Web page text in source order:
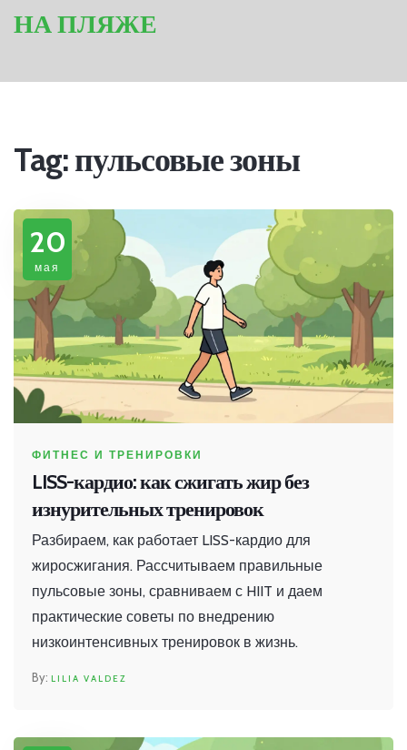
НА ПЛЯЖЕ
Tag: пульсовые зоны
20
мая
ФИТНЕС И ТРЕНИРОВКИ
LISS-кардио: как сжигать жир без
изнурительных тренировок
Разбираем, как работает LISS-кардио для
жиросжигания. Рассчитываем правильные
пульсовые зоны, сравниваем с HIIT и даем
практические советы по внедрению
низкоинтенсивных тренировок в жизнь.
LILIA VALDEZ